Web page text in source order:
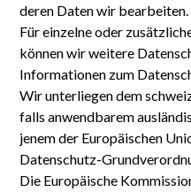
deren Daten wir bearbeiten.
Für einzelne oder
können wir weitere
Informationen zum
Wir unterliegen dem
falls anwendbarem
jenem der Euro­päischen
Daten­schutz-
Die Europäische